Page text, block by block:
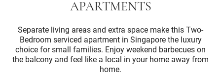
APARTMENTS
Separate living areas and extra space make this Two-
Bedroom serviced apartment in Singapore the luxury
choice for small families. Enjoy weekend barbecues on
the balcony and feel like a local in your home away from
home.